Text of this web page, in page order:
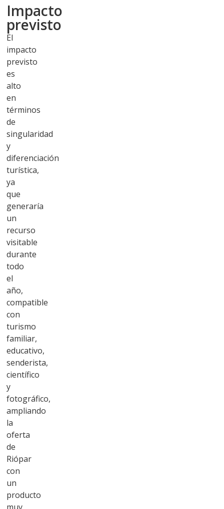
Impacto
previsto
El
impacto
previsto
es
alto
en
términos
de
singularidad
y
diferenciación
turística,
ya
que
generaría
un
recurso
visitable
durante
todo
el
año,
compatible
con
turismo
familiar,
educativo,
senderista,
científico
y
fotográfico,
ampliando
la
oferta
de
Riópar
con
un
producto